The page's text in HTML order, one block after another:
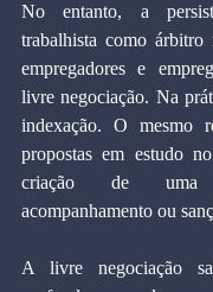
No entanto, a
trabalhista como árbitro
empregadores e
livre negociação. Na
indexação. O mesmo
propostas em estudo
criação de uma
acompanhamento ou
A livre negociação